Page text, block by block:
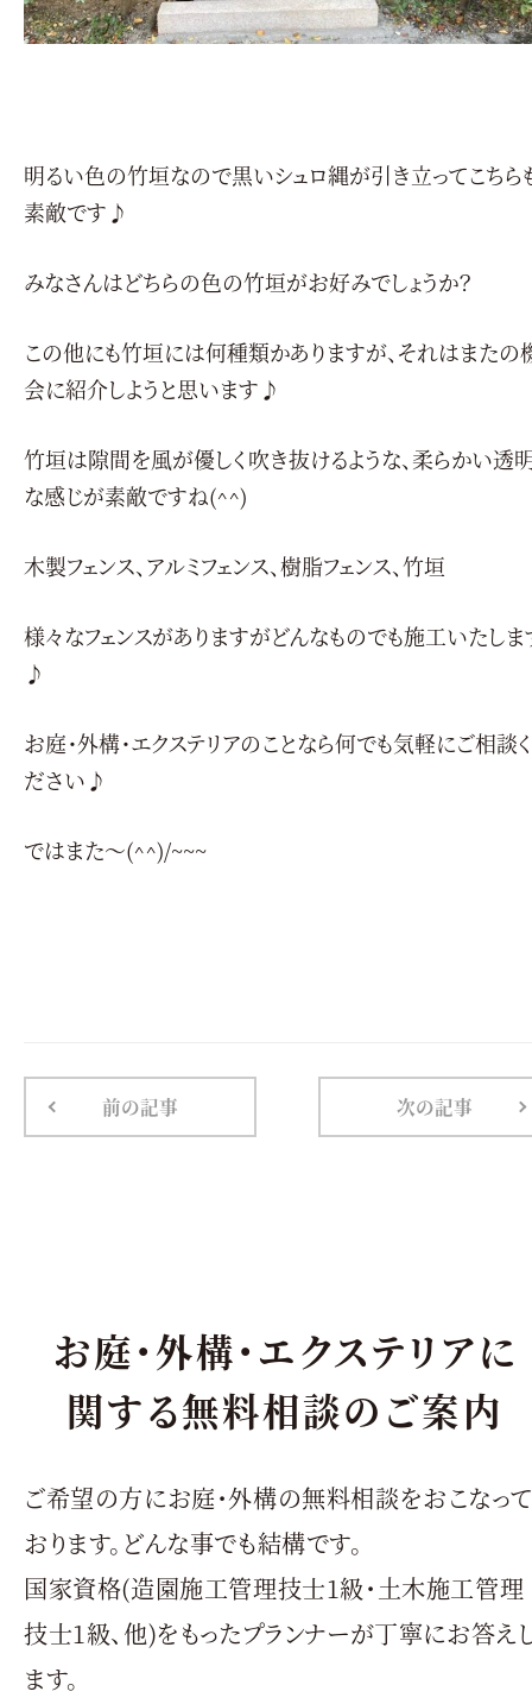
明るい色の竹垣なので黒いシュロ縄が引き立ってこちら
素敵です♪
みなさんはどちらの色の竹垣がお好みでしょうか？
この他にも竹垣には何種類かありますが、それはまたの
会に紹介しようと思います♪
竹垣は隙間を風が優しく吹き抜けるような、柔らかい透
な感じが素敵ですね(^^)
木製フェンス、アルミフェンス、樹脂フェンス、竹垣
様々なフェンスがありますがどんなものでも施工いたしま
♪
お庭・外構・エクステリアのことなら何でも気軽にご相談く
ださい♪
ではまた～(^^)/~~~
前の記事 次の記事
お庭・外構・エクステリアに
関する無料相談のご案内
ご希望の方にお庭・外構の無料相談をおこなって
おります。どんな事でも結構です。
国家資格(造園施工管理技士1級・土木施工管理
技士1級、他)をもったプランナーが丁寧にお答え
ます。